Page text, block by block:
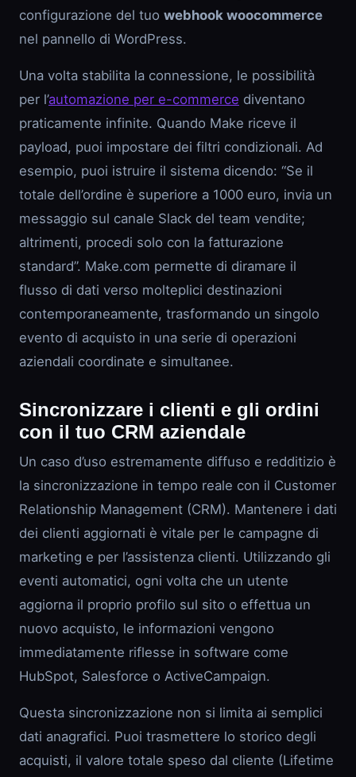
configurazione del tuo webhook woocommerce
nel pannello di WordPress.
Una volta stabilita la connessione, le possibilità
per l’automazione per e-commerce diventano
praticamente infinite. Quando Make riceve il
payload, puoi impostare dei filtri condizionali. Ad
esempio, puoi istruire il sistema dicendo: “Se il
totale dell’ordine è superiore a 1000 euro, invia un
messaggio sul canale Slack del team vendite;
altrimenti, procedi solo con la fatturazione
standard”. Make.com permette di diramare il
flusso di dati verso molteplici destinazioni
contemporaneamente, trasformando un singolo
evento di acquisto in una serie di operazioni
aziendali coordinate e simultanee.
Sincronizzare i clienti e gli ordini
con il tuo CRM aziendale
Un caso d’uso estremamente diffuso e redditizio è
la sincronizzazione in tempo reale con il Customer
Relationship Management (CRM). Mantenere i dati
dei clienti aggiornati è vitale per le campagne di
marketing e per l’assistenza clienti. Utilizzando gli
eventi automatici, ogni volta che un utente
aggiorna il proprio profilo sul sito o effettua un
nuovo acquisto, le informazioni vengono
immediatamente riflesse in software come
HubSpot, Salesforce o ActiveCampaign.
Questa sincronizzazione non si limita ai semplici
dati anagrafici. Puoi trasmettere lo storico degli
acquisti, il valore totale speso dal cliente (Lifetime